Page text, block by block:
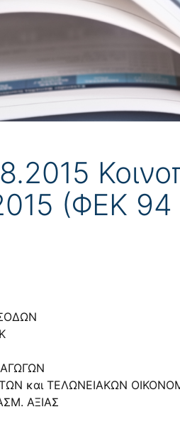
(ΦΕΚ 94
και ΤΕΛΩΝΕΙΑΚΩΝ
ΑΞΙΑΣ